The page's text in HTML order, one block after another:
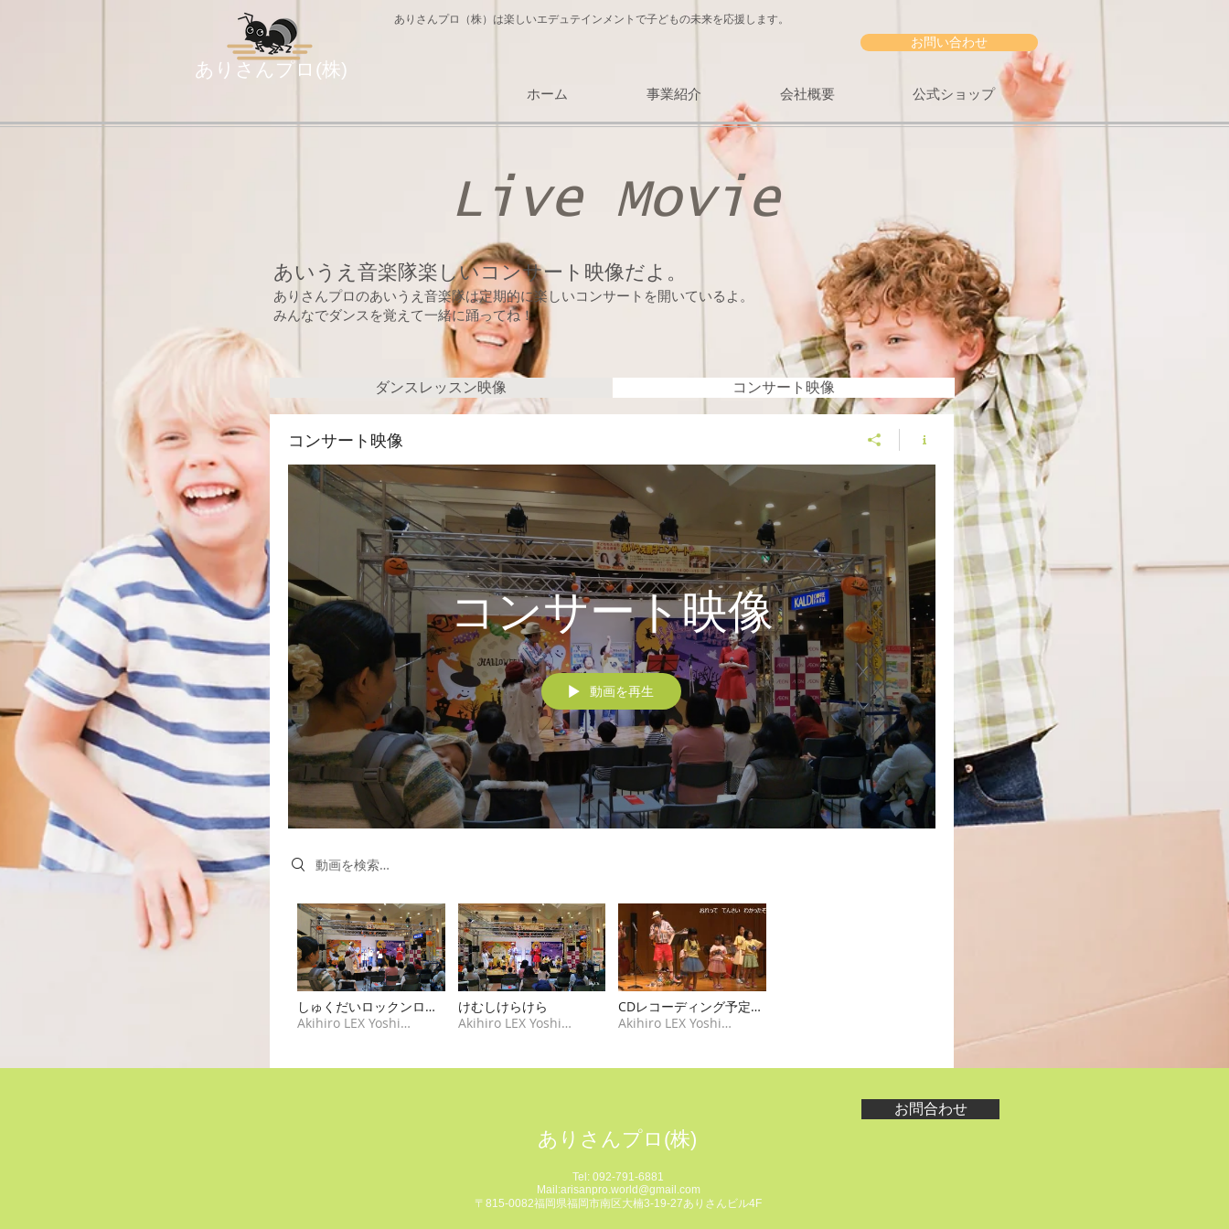
ありさんプロ(株)
お問い合わせ
ありさんプロ（株）は楽しいエデュテインメントで子どもの未来を応援します。
ホーム 事業紹介 会社概要 公式ショップ
Live Movie
あいうえ音楽隊楽しいコンサート映像だよ。
ありさんプロのあいうえ音楽隊は定期的に楽しいコンサートを開いているよ。
​みんなでダンスを覚えて一緒に踊ってね！
ダンスレッスン映像 コンサート映像
コンサート映像
コンサート映像
動画を再生
Search videos
しゅくだいロックンロー
ル
Akihiro LEX Yoshida
けむしけらけら
Akihiro LEX Yoshida
CDレコーディング予定
曲 （ありさんおんがく
Akihiro LEX Yoshida
ありさんプロ(株)
Tel: 092-791-6881
Mail:arisanpro.world@gmail.com
〒815-0082福岡県福岡市南区大楠3-19-27ありさんビル4F
お問合わせ